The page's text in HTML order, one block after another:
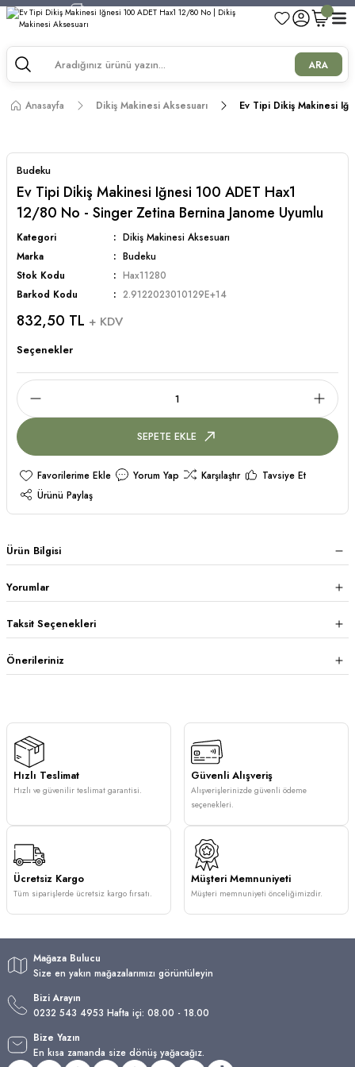
750 TL ve Üzeri Alışverişlerde Kargo Bedava!
750 TL ve Üzeri Alışverişlerde Kargo Bedava!
750 TL ve Üzeri Alışverişlerde Kargo Bedava!
ARA
Anasayfa Dikiş Makinesi Aksesuarı Ev Tipi Dikiş Makinesi
Budeku
Ev Tipi Dikiş Makinesi Iğnesi 100 ADET Hax1
12/80 No - Singer Zetina Bernina Janome Uyumlu
Kategori
Dikiş Makinesi Aksesuarı
Marka
Budeku
Stok Kodu
Hax11280
Barkod Kodu
2.9122023010129E+14
832,50 TL + KDV
Seçenekler
SEPETE EKLE
Yorum Yap Karşılaştır
Tavsiye Et
Ürünü Paylaş
Ürün Bilgisi
Yorumlar
Taksit Seçenekleri
Önerileriniz
Hızlı Teslimat
Hızlı ve güvenilir teslimat garantisi.
Güvenli Alışveriş
Alışverişlerinizde güvenli ödeme
seçenekleri.
Ücretsiz Kargo
Tüm siparişlerde ücretsiz kargo fırsatı.
Müşteri Memnuniyeti
Müşteri memnuniyeti önceliğimizdir.
Mağaza Bulucu
Size en yakın mağazalarımızı görüntüleyin
Bizi Arayın
0232 543 4953 Hafta içi: 08.00 - 18.00
Bize Yazın
En kısa zamanda size dönüş yağacağız.